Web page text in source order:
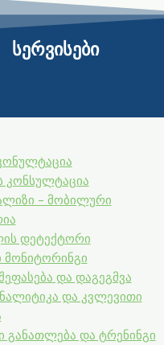
სერვისები
კონსულტაცია
- მობილური
დეტექტორი
და დაგეგმვა
და კვლევითი
და ტრენინგი